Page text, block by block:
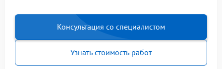
Консультация со специалистом
Узнать стоимость работ